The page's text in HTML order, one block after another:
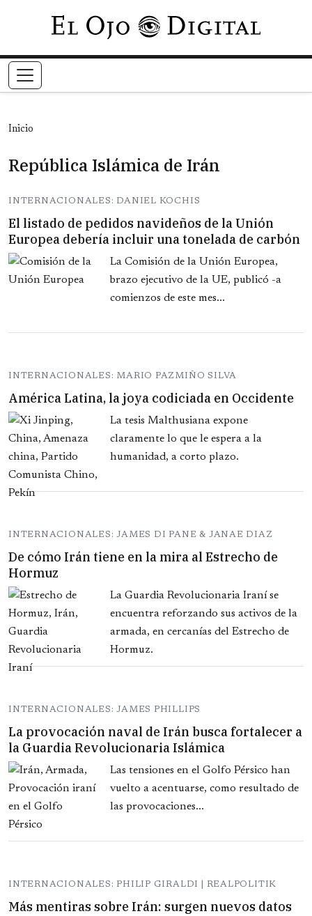
Pasar al contenido principal
Inicio
República Islámica de Irán
INTERNACIONALES: DANIEL KOCHIS
El listado de pedidos navideños de la Unión
Europea debería incluir una tonelada de carbón
La Comisión de la Unión Europea,
brazo ejecutivo de la UE, publicó -a
comienzos de este mes...
INTERNACIONALES: MARIO PAZMIÑO SILVA
América Latina, la joya codiciada en Occidente
La tesis Malthusiana expone
claramente lo que le espera a la
humanidad, a corto plazo.
INTERNACIONALES: JAMES DI PANE & JANAE DIAZ
De cómo Irán tiene en la mira al Estrecho de
Hormuz
La Guardia Revolucionaria Iraní se
encuentra reforzando sus activos de la
armada, en cercanías del Estrecho de
Hormuz.
INTERNACIONALES: JAMES PHILLIPS
La provocación naval de Irán busca fortalecer a
la Guardia Revolucionaria Islámica
Las tensiones en el Golfo Pérsico han
vuelto a acentuarse, como resultado de
las provocaciones...
INTERNACIONALES: PHILIP GIRALDI | REALPOLITIK
Más mentiras sobre Irán: surgen nuevos datos